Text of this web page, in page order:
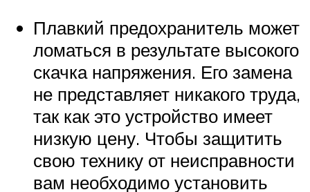
Плавкий предохранитель может
ломаться в результате высокого
скачка напряжения. Его замена
не представляет никакого труда,
так как это устройство имеет
низкую цену. Чтобы защитить
свою технику от неисправности
вам необходимо установить